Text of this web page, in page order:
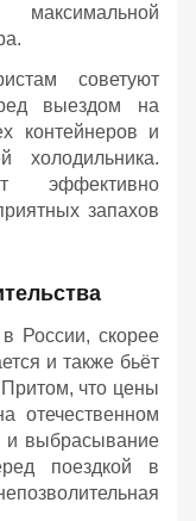
советуют
выездом на
контейнеров и
холодильника.
эффективно
запахов
России, скорее
и также бьёт
Притом, что цены
отечественном
и выбрасывание
поездкой в